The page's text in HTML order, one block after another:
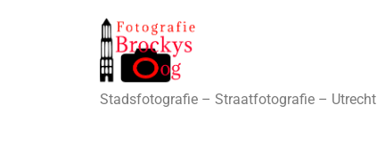
Stadsfotografie – Straatfotografie – Utrecht